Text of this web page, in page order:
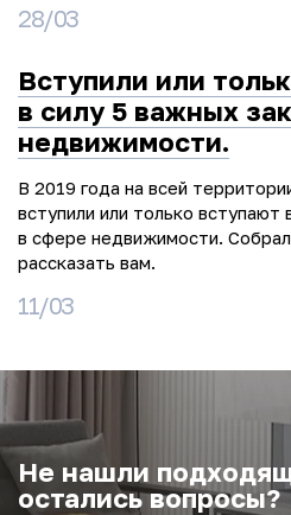
28/03
Вступили или
в силу 5 важных
недвижимости.
В 2019 года на всей
вступили или только вступают
в сфере недвижимости.
рассказать вам.
11/03
Не нашли
остались вопросы?